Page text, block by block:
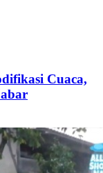
Cuaca,